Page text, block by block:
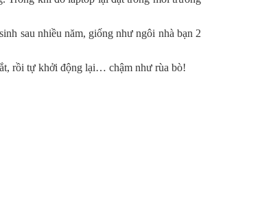
sau nhiều năm, giống như ngôi nhà bạn 2
rồi tự khởi động lại… chậm như rùa bò!